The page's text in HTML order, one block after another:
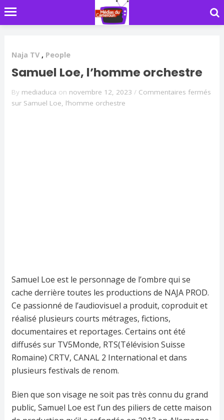
Naja TV , People
Samuel Loe, l’homme orchestre
By mediaduca on novembre 12, 2023 / Commentaires fermés
sur Samuel Loe, l’homme orchestre
Samuel Loe est le personnage de l’ombre qui se
cache derrière toutes les productions de NAJA PROD.
Ce passionné de l’audiovisuel a produit, coproduit et
réalisé plusieurs courts métrages, fictions,
documentaires et reportages. Certains ont été
diffusés sur TV5Monde, RTS(Télévision Suisse
Romaine) CRTV, CANAL 2 International et dans
plusieurs festivals de renom.
Bien que son visage ne soit pas très connu du grand
public, Samuel Loe est l’un des piliers de cette maison